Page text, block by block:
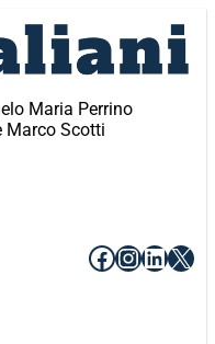
Maria Perrino
Marco Scotti
Facebook
X